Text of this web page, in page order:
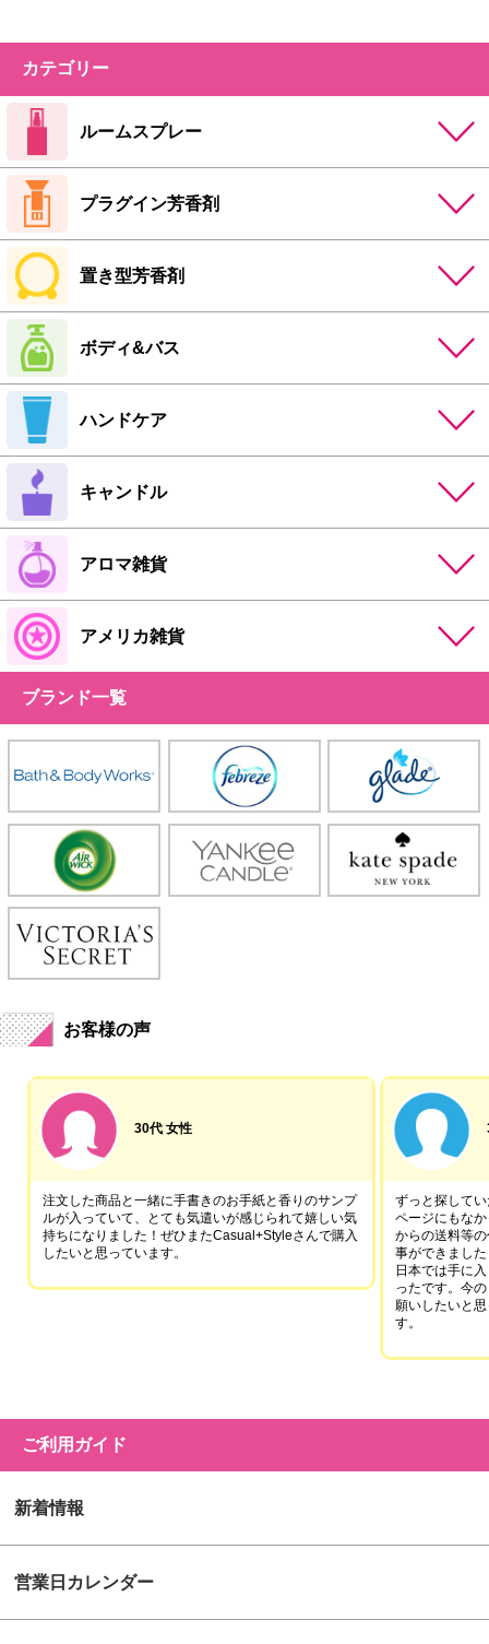
カテゴリー
ルームスプレー
プラグイン芳香剤
置き型芳香剤
ボディ&バス
ハンドケア
キャンドル
アロマ雑貨
アメリカ雑貨
ブランド一覧
お客様の声
30代 女性
注文した商品と一緒に手書きのお手紙と香りのサンプ
ルが入っていて、とても気遣いが感じられて嬉しい気
持ちになりました！ぜひまたCasual+Styleさんで購入
したいと思っています。
ずっと探して
ページにもな
からの送料等
事ができました
日本では手に
ったです。今
願いしたいと
す。
ご利用ガイド
新着情報
営業日カレンダー